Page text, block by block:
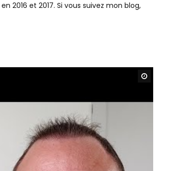
2016 et 2017. Si vous suivez mon blog,